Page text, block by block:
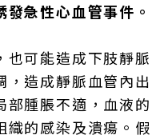
急性心血管事件。
也可能造成下肢靜脈
，造成靜脈血管內出
部腫脹不適，血液的
織的感染及潰瘍。假